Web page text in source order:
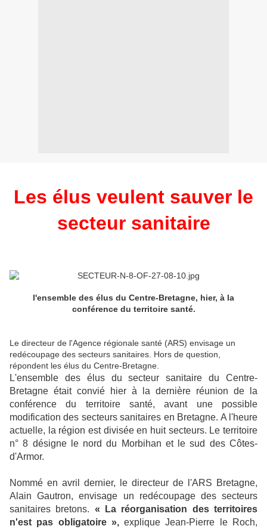
Les élus veulent sauver le
secteur sanitaire
l'ensemble des élus du Centre-Bretagne, hier, à la
conférence du territoire santé.
Le directeur de l'Agence régionale santé (ARS) envisage un
redécoupage des secteurs sanitaires. Hors de question,
répondent les élus du Centre-Bretagne.
L'ensemble des élus du secteur sanitaire du Centre-
Bretagne était convié hier à la dernière réunion de la
conférence du territoire santé, avant une possible
modification des secteurs sanitaires en Bretagne. A l'heure
actuelle, la région est divisée en huit secteurs. Le territoire
n° 8 désigne le nord du Morbihan et le sud des Côtes-
d'Armor.
Nommé en avril dernier, le directeur de l'ARS Bretagne,
Alain Gautron, envisage un redécoupage des secteurs
sanitaires bretons. « La réorganisation des territoires
n'est pas obligatoire »,explique Jean-Pierre le Roch,